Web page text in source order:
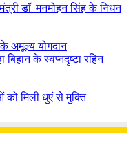
डॉ. मनमोहन सिंह के निधन
बिहान के स्वप्नदृष्टा रहिन
को मिली धुएं से मुक्ति